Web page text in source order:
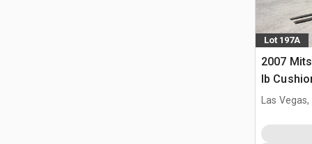
Lot 197A
2007
lb
Las Vegas,